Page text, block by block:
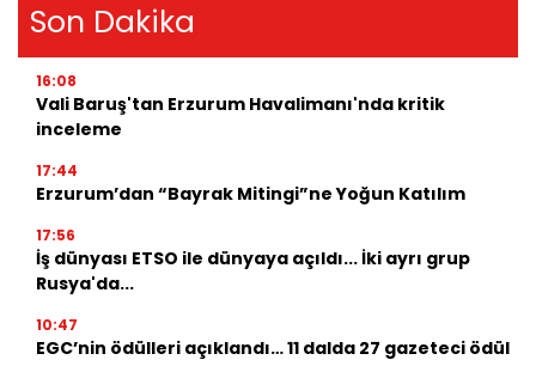
Son Dakika
16:08
Vali Baruş'tan Erzurum Havalimanı'nda kritik
inceleme
17:44
Erzurum’dan “Bayrak Mitingi”ne Yoğun Katılım
17:56
İş dünyası ETSO ile dünyaya açıldı... İki ayrı grup
Rusya'da...
10:47
EGC’nin ödülleri açıklandı… 11 dalda 27 gazeteci ödül